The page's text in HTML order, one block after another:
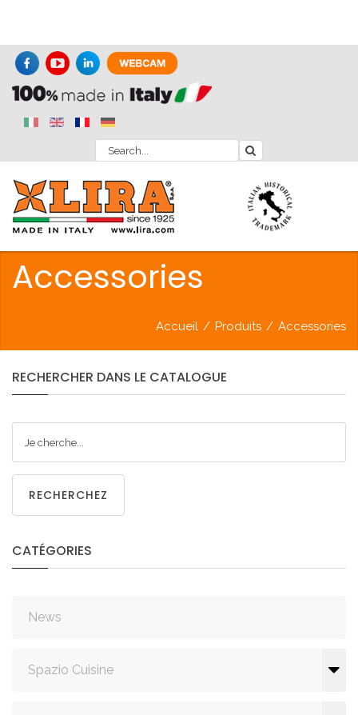
Accessories
Accueil / Produits / Accessories
RECHERCHER DANS LE CATALOGUE
RECHERCHEZ
CATÉGORIES
News
Spazio Cuisine